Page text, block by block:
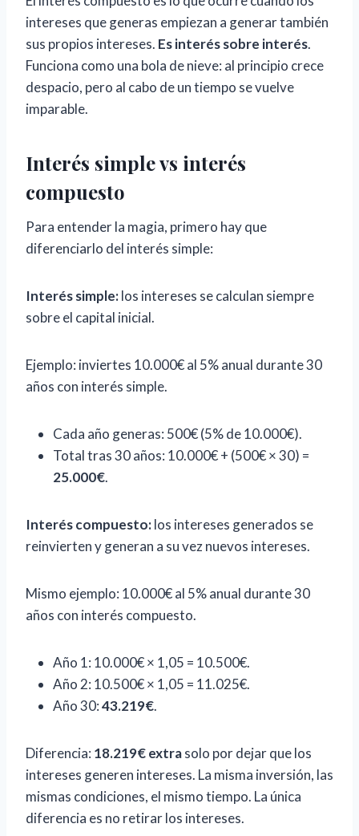
intereses que generas empiezan a generar también
sus propios intereses. Es interés sobre interés.
Funciona como una bola de nieve: al principio crece
despacio, pero al cabo de un tiempo se vuelve
imparable.
Interés simple vs interés
compuesto
Para entender la magia, primero hay que
diferenciarlo del interés simple:
Interés simple:los intereses se calculan siempre
sobre el capital inicial.
Ejemplo: inviertes 10.000€ al 5% anual durante 30
años con interés simple.
Cada año generas: 500€ (5% de 10.000€).
Total tras 30 años: 10.000€ + (500€ × 30) =
25.000€.
Interés compuesto:los intereses generados se
reinvierten y generan a su vez nuevos intereses.
Mismo ejemplo: 10.000€ al 5% anual durante 30
años con interés compuesto.
Año 1: 10.000€ × 1,05 = 10.500€.
Año 2: 10.500€ × 1,05 = 11.025€.
Año 30:43.219€.
Diferencia: 18.219€ extrasolo por dejar que los
intereses generen intereses. La misma inversión, las
mismas condiciones, el mismo tiempo. La única
diferencia es no retirar los intereses.